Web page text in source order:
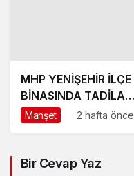
MHP YENİŞEHİR İLÇE
BİNASINDA TADİLAT
BAŞLADI
Manşet 2 hafta önce
Bir Cevap Yaz